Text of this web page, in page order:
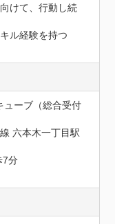
けて、行動し続
ル経験を持つ
ューブ（総合受付
六本木一丁目駅
7分